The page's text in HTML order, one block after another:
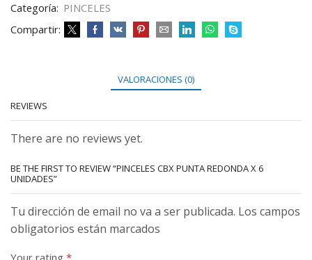
Categoría: PINCELES
Compartir:
VALORACIONES (0)
REVIEWS
There are no reviews yet.
BE THE FIRST TO REVIEW “PINCELES CBX PUNTA REDONDA X 6
UNIDADES”
Tu dirección de email no va a ser publicada. Los campos
obligatorios están marcados